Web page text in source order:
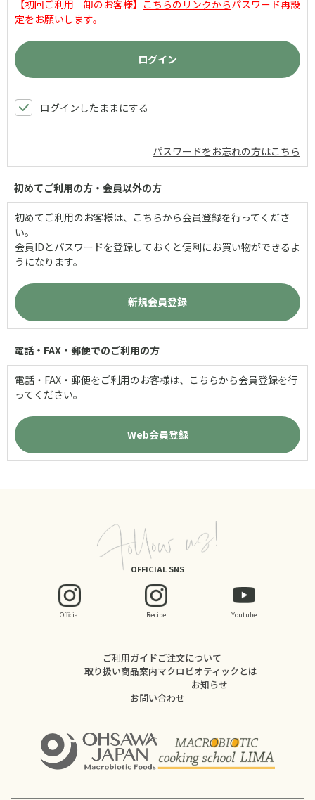
【初回ご利用 卸のお客様】 こちらのリンクからパスワード再設
定をお願いします。
ログインしたままにする
パスワードをお忘れの方はこちら
初めてご利用の方・会員以外の方
初めてご利用のお客様は、こちらから会員登録を行ってくださ
い。
会員IDとパスワードを登録しておくと便利にお買い物ができるよ
うになります。
電話・FAX・郵便でのご利用の方
電話・FAX・郵便をご利用のお客様は、こちらから会員登録を行
ってください。
OFFICIAL SNS
Official Recipe Youtube
ご利用ガイドご注文について
取り扱い商品案内マクロビオティックとは
お知らせ
お問い合わせ